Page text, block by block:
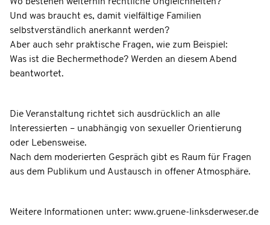
Und was braucht es, damit vielfältige Familien
selbstverständlich anerkannt werden?
Aber auch sehr praktische Fragen, wie zum Beispiel:
Was ist die Bechermethode? Werden an diesem Abend
beantwortet.
Die Veranstaltung richtet sich ausdrücklich an alle
Interessierten – unabhängig von sexueller Orientierung
oder Lebensweise.
Nach dem moderierten Gespräch gibt es Raum für Fragen
aus dem Publikum und Austausch in offener Atmosphäre.
Weitere Informationen unter: www.gruene-linksderweser.de